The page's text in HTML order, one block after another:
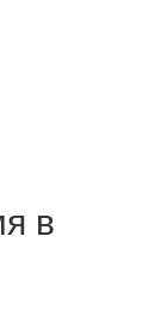
в